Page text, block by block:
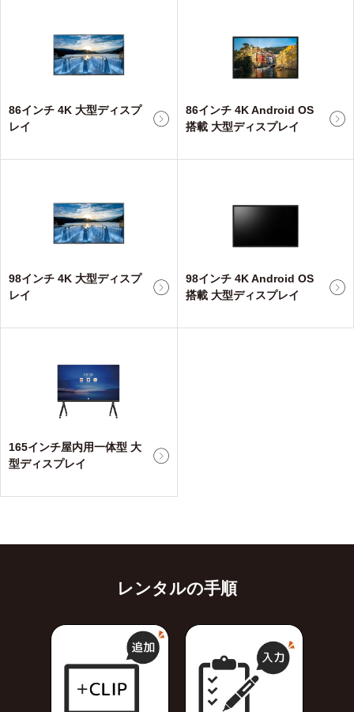
86インチ 4K 大型ディスプ
レイ
86インチ 4K Android OS
搭載 大型ディスプレイ
98インチ 4K 大型ディスプ
レイ
98インチ 4K Android OS
搭載 大型ディスプレイ
165インチ屋内用一体型 大
型ディスプレイ
レンタルの手順